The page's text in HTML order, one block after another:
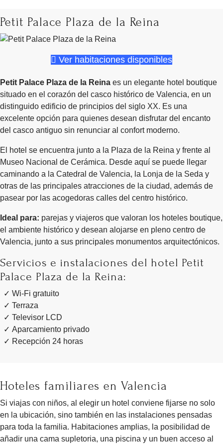
Petit Palace Plaza de la Reina
Ver habitaciones disponibles
Petit Palace Plaza de la Reina es un elegante hotel boutique
situado en el corazón del casco histórico de Valencia, en un
distinguido edificio de principios del siglo XX. Es una
excelente opción para quienes desean disfrutar del encanto
del casco antiguo sin renunciar al confort moderno.
El hotel se encuentra junto a la Plaza de la Reina y frente al
Museo Nacional de Cerámica. Desde aquí se puede llegar
caminando a la Catedral de Valencia, la Lonja de la Seda y
otras de las principales atracciones de la ciudad, además de
pasear por las acogedoras calles del centro histórico.
Ideal para: parejas y viajeros que valoran los hoteles boutique,
el ambiente histórico y desean alojarse en pleno centro de
Valencia, junto a sus principales monumentos arquitectónicos.
Servicios e instalaciones del hotel Petit
Palace Plaza de la Reina:
Wi-Fi gratuito
Terraza
Televisor LCD
Aparcamiento privado
Recepción 24 horas
Hoteles familiares en Valencia
Si viajas con niños, al elegir un hotel conviene fijarse no solo
en la ubicación, sino también en las instalaciones pensadas
para toda la familia. Habitaciones amplias, la posibilidad de
añadir una cama supletoria, una piscina y un buen acceso al